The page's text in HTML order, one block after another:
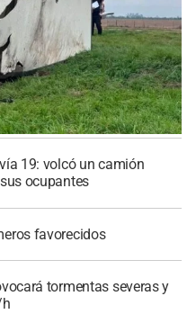
19: volcó un camión
ocupantes
favorecidos
tormentas severas y